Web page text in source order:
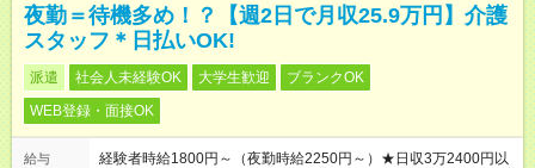
夜勤＝待機多め！？【週2日で月収25.9万円】介護
スタッフ＊日払いOK!
派遣 社会人未経験OK 大学生歓迎
ブランクOK
WEB登録・面接OK
給与
経験者時給1800円～（夜勤時給2250円～）★日収3万2400円以